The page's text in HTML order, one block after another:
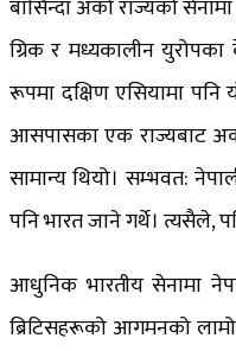
बासिन्दा अर्को राज्यको
ग्रिक र मध्यकालीन
रूपमा दक्षिण एसियामा पनि
आसपासका एक राज्यबाट
सामान्य थियो। सम्भवत:
पनि भारत जाने गर्थे। त्यसैले,
आधुनिक भारतीय सेनामा
ब्रिटिसहरूको आगमनको